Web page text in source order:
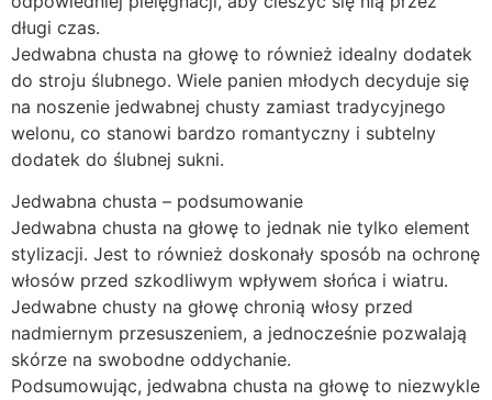
długi czas.
Jedwabna chusta na głowę to również idealny dodatek
do stroju ślubnego. Wiele panien młodych decyduje się
na noszenie jedwabnej chusty zamiast tradycyjnego
welonu, co stanowi bardzo romantyczny i subtelny
dodatek do ślubnej sukni.
Jedwabna chusta – podsumowanie
Jedwabna chusta na głowę to jednak nie tylko element
stylizacji. Jest to również doskonały sposób na ochronę
włosów przed szkodliwym wpływem słońca i wiatru.
Jedwabne chusty na głowę chronią włosy przed
nadmiernym przesuszeniem, a jednocześnie pozwalają
skórze na swobodne oddychanie.
Podsumowując, jedwabna chusta na głowę to niezwykle